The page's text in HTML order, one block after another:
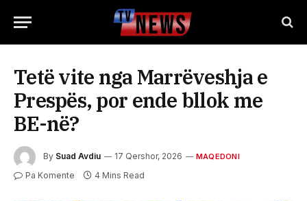
Tetë vite nga Marrëveshja e
Prespës, por ende bllok me
BE-në?
By Suad Avdiu 17 Qershor, 2026 MAQEDONI
Pa Komente 4 Mins Read